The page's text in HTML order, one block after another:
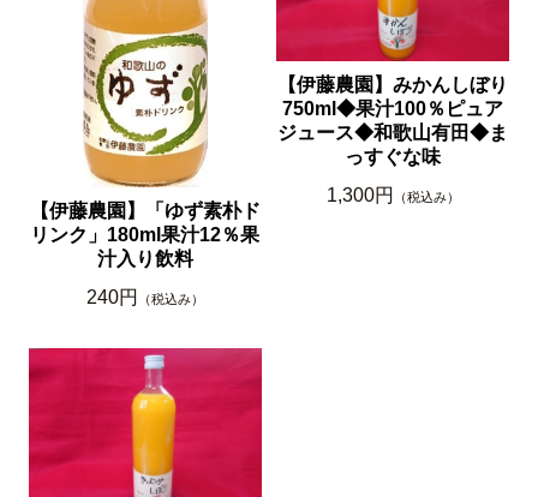
【伊藤農園】「ゆず素朴ド
リンク」180ml果汁12％果
汁入り飲料
240円
（税込み）
【伊藤農園】みかんしぼり
750ml◆果汁100％ピュア
ジュース◆和歌山有田◆ま
っすぐな味
1,300円
（税込み）